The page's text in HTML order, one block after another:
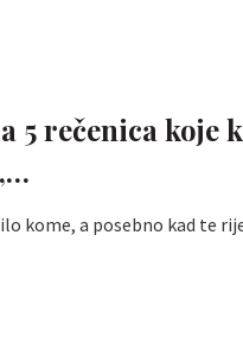
rečenica koje
kome, a posebno kad te